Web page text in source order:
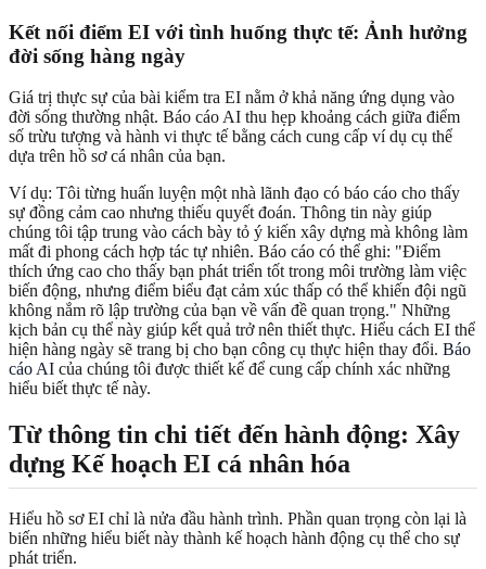
Kết nối điểm EI với tình huống thực tế: Ảnh hưởng
đời sống hàng ngày
Giá trị thực sự của bài kiểm tra EI nằm ở khả năng ứng dụng vào
đời sống thường nhật. Báo cáo AI thu hẹp khoảng cách giữa điểm
số trừu tượng và hành vi thực tế bằng cách cung cấp ví dụ cụ thể
dựa trên hồ sơ cá nhân của bạn.
Ví dụ: Tôi từng huấn luyện một nhà lãnh đạo có báo cáo cho thấy
sự đồng cảm cao nhưng thiếu quyết đoán. Thông tin này giúp
chúng tôi tập trung vào cách bày tỏ ý kiến xây dựng mà không làm
mất đi phong cách hợp tác tự nhiên. Báo cáo có thể ghi: "Điểm
thích ứng cao cho thấy bạn phát triển tốt trong môi trường làm việc
biến động, nhưng điểm biểu đạt cảm xúc thấp có thể khiến đội ngũ
không nắm rõ lập trường của bạn về vấn đề quan trọng." Những
kịch bản cụ thể này giúp kết quả trở nên thiết thực. Hiểu cách EI thể
hiện hàng ngày sẽ trang bị cho bạn công cụ thực hiện thay đổi. Báo
cáo AI của chúng tôi được thiết kế để cung cấp chính xác những
hiểu biết thực tế này.
Từ thông tin chi tiết đến hành động: Xây
dựng Kế hoạch EI cá nhân hóa
Hiểu hồ sơ EI chỉ là nửa đầu hành trình. Phần quan trọng còn lại là
biến những hiểu biết này thành kế hoạch hành động cụ thể cho sự
phát triển.